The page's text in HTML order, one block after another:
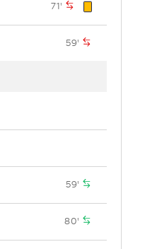
71'
59'
59'
80'